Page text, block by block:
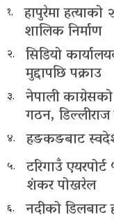
१. हापुरेमा
शालिक निर्माण
२. सिडियो
मुद्दापछि पक्राउ
३. नेपाली
गठन, डिल्लीराज
४. हङकङबाट
५. टरिगाउँ
शंकर पोखरेल
६. नदीको